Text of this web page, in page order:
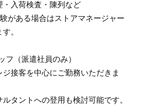
・入荷検査・陳列など
がある場合はストアマネージャー
。
（派遣社員のみ）
ジ接客を中心にご勤務いただきま
ルタントへの登用も検討可能です。